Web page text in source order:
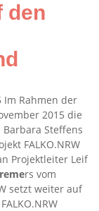
den
Im Rahmen der
2015 die
Steffens
FALKO.NRW
Projektleiter Leif
rs vom
setzt weiter auf